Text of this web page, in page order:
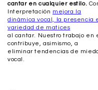
cantar en cualquier estilo.
Interpretación mejora la
dinámica vocal, la presencia
variedad de matices
al cantar. Nuestro trabajo en
contribuye, asimismo, a
eliminar tendencias de
vocal.